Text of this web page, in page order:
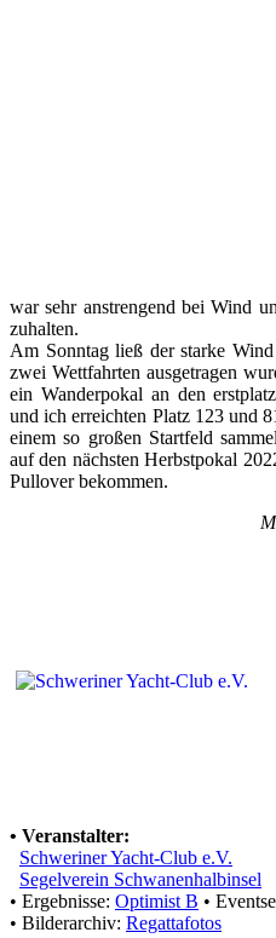
war sehr an­stren­gend bei Wind
zu­hal­ten.
Am Sonn­tag ließ der star­ke
zwei Wett­fahr­ten aus­ge­tra­gen
ein Wan­der­po­kal an den
und ich er­reich­ten Platz 123 und
ei­nem so gro­ßen Start­feld
auf den nächs­ten Herbst­po­kal
Pull­over be­kom­men.
• Veranstalter:
Schweriner Yacht-Club e.V.
Segelverein Schwanenhalbinsel
• Ergebnisse: Optimist B •
• Bilderarchiv: Regattafotos